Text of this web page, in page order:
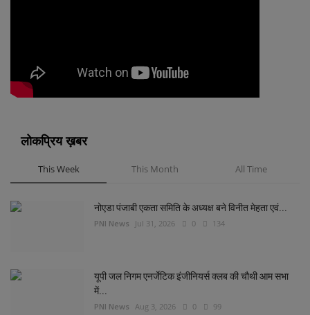
लोकप्रिय ख़बर
This Week This Month All Time
नोएडा पंजाबी एकता समिति के अध्यक्ष बने विनीत मेहता एवं...
PNI News Jul 31, 2026 0 134
यूपी जल निगम एनर्जेटिक इंजीनियर्स क्लब की चौथी आम सभा
में...
PNI News Aug 3, 2026 0 99